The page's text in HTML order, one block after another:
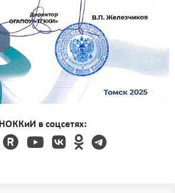
НОККиИ в соцсетях: